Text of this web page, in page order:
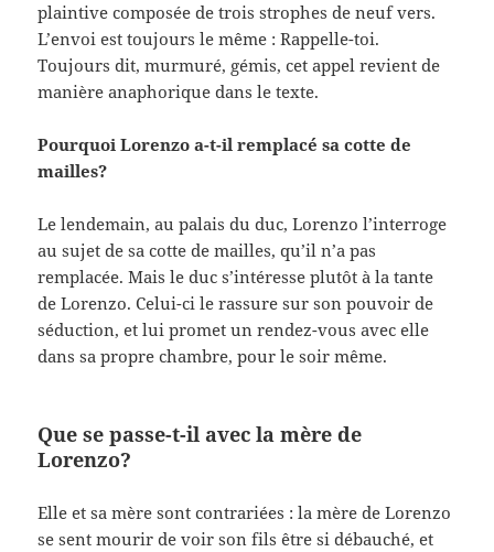
plaintive composée de trois strophes de neuf vers.
L’envoi est toujours le même : Rappelle-toi.
Toujours dit, murmuré, gémis, cet appel revient de
manière anaphorique dans le texte.
Pourquoi Lorenzo a-t-il remplacé sa cotte de
mailles?
Le lendemain, au palais du duc, Lorenzo l’interroge
au sujet de sa cotte de mailles, qu’il n’a pas
remplacée. Mais le duc s’intéresse plutôt à la tante
de Lorenzo. Celui-ci le rassure sur son pouvoir de
séduction, et lui promet un rendez-vous avec elle
dans sa propre chambre, pour le soir même.
Que se passe-t-il avec la mère de
Lorenzo?
Elle et sa mère sont contrariées : la mère de Lorenzo
se sent mourir de voir son fils être si débauché, et